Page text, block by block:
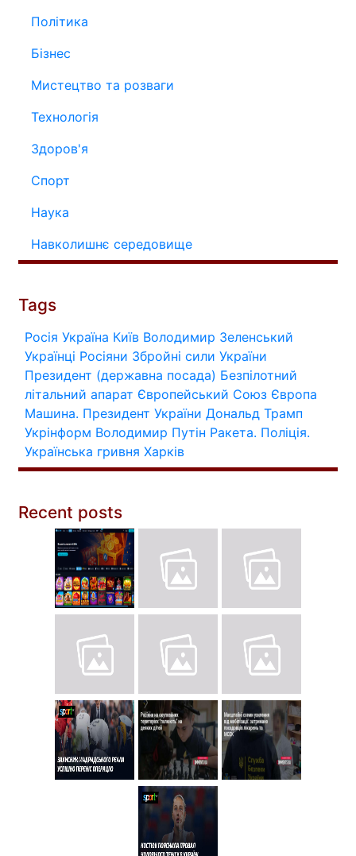
Політика
Бізнес
Мистецтво та розваги
Технологія
Здоров'я
Спорт
Наука
Навколишнє середовище
Tags
Росія Україна Київ Володимир Зеленський
Українці Росіяни Збройні сили України
Президент (державна посада) Безпілотний
літальний апарат Європейський Союз Європа
Машина. Президент України Дональд Трамп
Укрінформ Володимир Путін Ракета. Поліція.
Українська гривня Харків
Recent posts